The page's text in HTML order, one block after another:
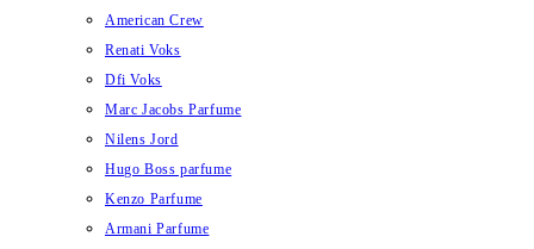
American Crew
Renati Voks
Dfi Voks
Marc Jacobs Parfume
Nilens Jord
Hugo Boss parfume
Kenzo Parfume
Armani Parfume